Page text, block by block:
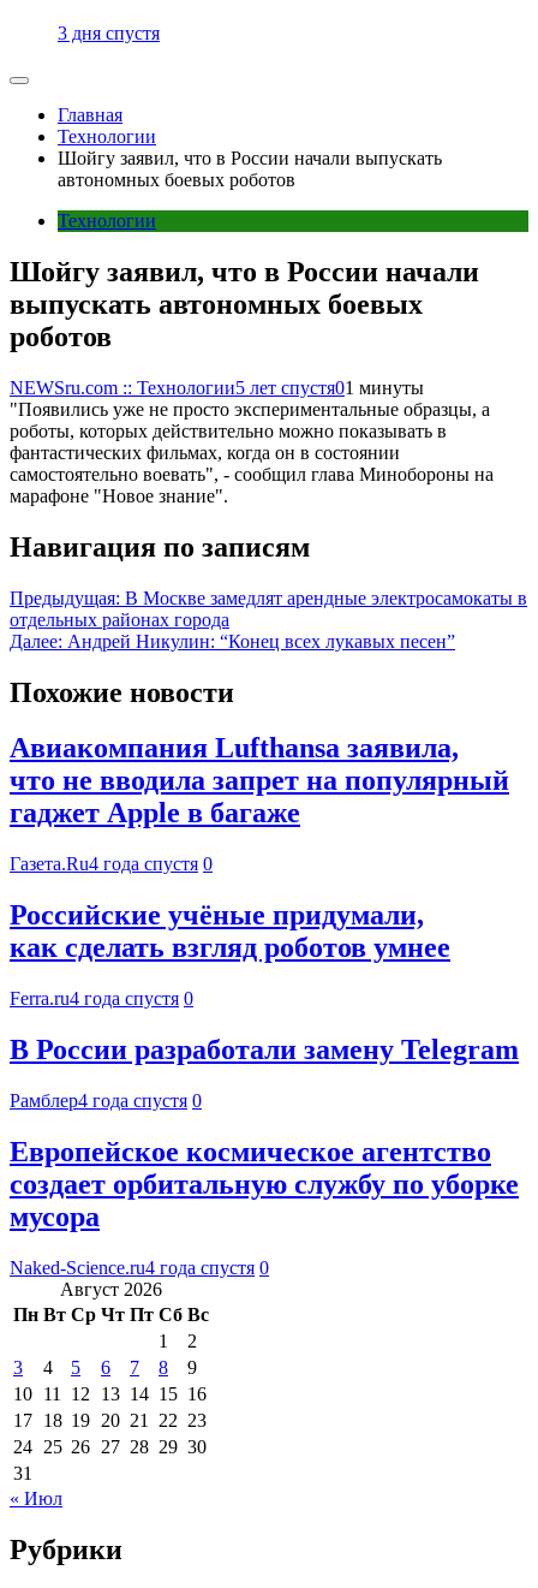
3 дня спустя
Главная
Технологии
Шойгу заявил, что в России начали выпускать
автономных боевых роботов
Технологии
Шойгу заявил, что в России начали
выпускать автономных боевых
роботов
NEWSru.com :: Технологии5 лет спустя01 минуты
"Появились уже не просто экспериментальные образцы, а
роботы, которых действительно можно показывать в
фантастических фильмах, когда он в состоянии
самостоятельно воевать", - сообщил глава Минобороны на
марафоне "Новое знание".
Навигация по записям
Предыдущая: В Москве замедлят арендные электросамокаты в
отдельных районах города
Далее: Андрей Никулин: “Конец всех лукавых песен”
Похожие новости
Авиакомпания Lufthansa заявила,
что не вводила запрет на популярный
гаджет Apple в багаже
Газета.Ru4 года спустя 0
Российские учёные придумали,
как сделать взгляд роботов умнее
Ferra.ru4 года спустя 0
В России разработали замену Telegram
Рамблер4 года спустя 0
Европейское космическое агентство
создает орбитальную службу по уборке
мусора
Naked-Science.ru4 года спустя 0
Август 2026
Пн Вт Ср Чт Пт Сб Вс
1
2
3
4 5 6 7 8
9
10 11 12 13 14 15 16
17 18 19 20 21 22 23
24 25 26 27 28 29 30
31
« Июл
Рубрики